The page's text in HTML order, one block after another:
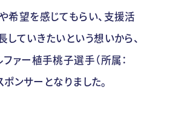
希望を感じてもらい、支援活
ていきたいという想いから、
ァー植手桃子選手（所属：
ンサーとなりました。